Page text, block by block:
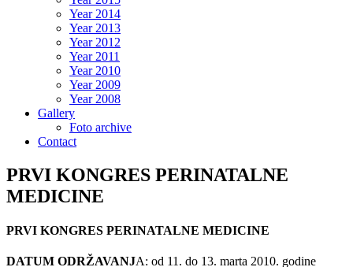
Year 2014
Year 2013
Year 2012
Year 2011
Year 2010
Year 2009
Year 2008
Gallery
Foto archive
Contact
PRVI KONGRES PERINATALNE
MEDICINE
PRVI KONGRES PERINATALNE MEDICINE
DATUM ODRŽAVANJA: od 11. do 13. marta 2010. godine